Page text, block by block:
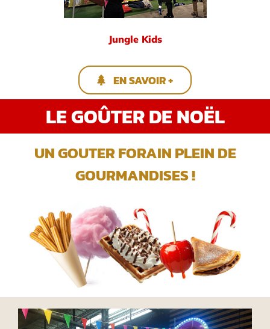
Jungle Kids
EN SAVOIR +
LE GOÛTER DE NOËL
UN GOUTER FORAIN PLEIN DE
GOURMANDISES !